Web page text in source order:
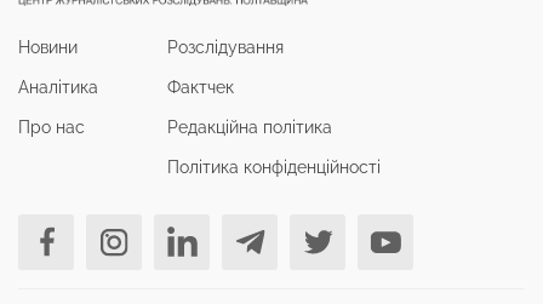
Новини
Аналітика
Про нас
Розслідування
Фактчек
Редакційна політика
Політика конфіденційності